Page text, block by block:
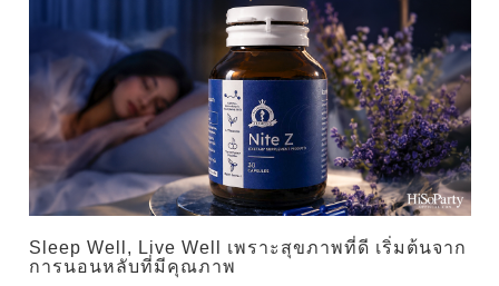
Sleep Well, Live Well เพราะสุขภาพที่ดี เริ่มต้นจาก
การนอนหลับที่มีคุณภาพ